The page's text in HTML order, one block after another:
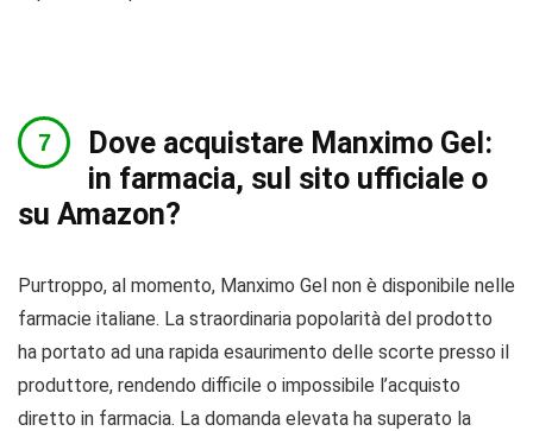
Dove acquistare Manximo Gel:
in farmacia, sul sito ufficiale o
su Amazon?
Purtroppo, al momento, Manximo Gel non è disponibile nelle
farmacie italiane. La straordinaria popolarità del prodotto
ha portato ad una rapida esaurimento delle scorte presso il
produttore, rendendo difficile o impossibile l’acquisto
diretto in farmacia. La domanda elevata ha superato la